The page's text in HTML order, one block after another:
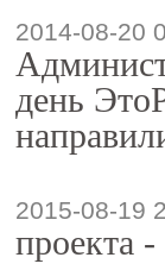
2014-08-20
день
2015-08-19
проекта